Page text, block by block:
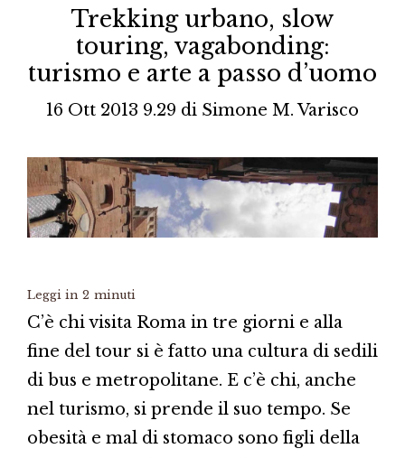
Trekking urbano, slow
touring, vagabonding:
turismo e arte a passo d’uomo
16 Ott 2013 9.29 di Simone M. Varisco
Leggi in 2 minuti
C’è chi visita Roma in tre giorni e alla
fine del tour si è fatto una cultura di sedili
di bus e metropolitane. E c’è chi, anche
nel turismo, si prende il suo tempo. Se
obesità e mal di stomaco sono figli della